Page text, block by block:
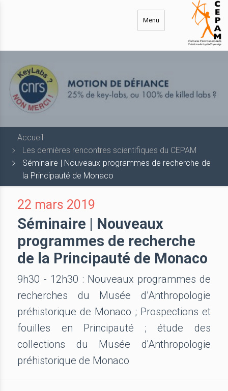
Menu
Accueil
Les dernières rencontres scientifiques du CEPAM
Séminaire | Nouveaux programmes de recherche de
la Principauté de Monaco
22 mars 2019
Séminaire | Nouveaux
programmes de recherche
de la Principauté de Monaco
9h30 - 12h30 : Nouveaux programmes de
recherches du Musée d’Anthropologie
préhistorique de Monaco ; Prospections et
fouilles en Principauté ; étude des
collections du Musée d'Anthropologie
préhistorique de Monaco